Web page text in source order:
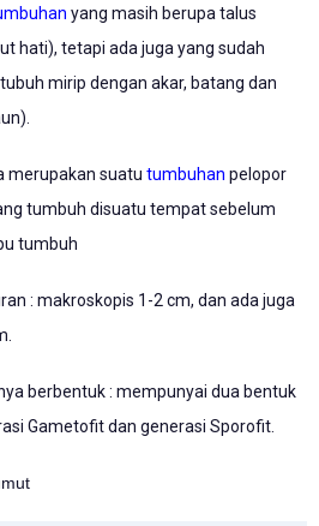
yang masih berupa talus
hati), tetapi ada juga yang sudah
mirip dengan akar, batang dan
merupakan suatu tumbuhan pelopor
tumbuh disuatu tempat sebelum
tumbuh
: makroskopis 1-2 cm, dan ada juga
berbentuk : mempunyai dua bentuk
Gametofit dan generasi Sporofit.